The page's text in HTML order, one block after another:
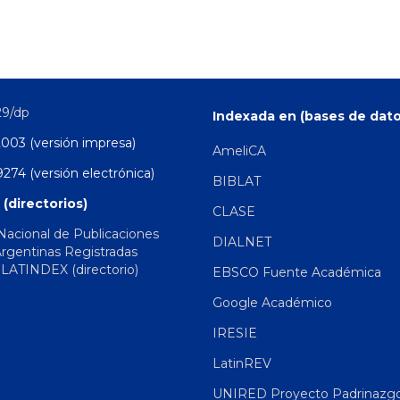
dp
(versión impresa)
(versión electrónica)
(directorios)
de Publicaciones
Registradas
LATINDEX (directorio)
Indexada en (bases de
AmeliCA
BIBLAT
CLASE
DIALNET
EBSCO Fuente Académica
Google Académico
IRESIE
LatinREV
UNIRED Proyecto